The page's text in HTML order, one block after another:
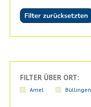
FILTER ÜBER ORT:
Amel Büllingen